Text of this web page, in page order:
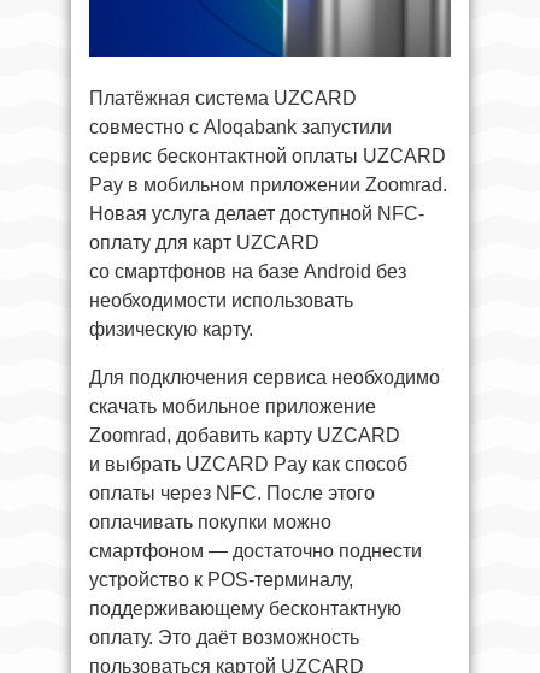
Платёжная система UZCARD
совместно с Aloqabank запустили
сервис бесконтактной оплаты UZCARD
Pay в мобильном приложении Zoomrad.
Новая услуга делает доступной NFC-
оплату для карт UZCARD
со смартфонов на базе Android без
необходимости использовать
физическую карту.
Для подключения сервиса необходимо
скачать мобильное приложение
Zoomrad, добавить карту UZCARD
и выбрать UZCARD Pay как способ
оплаты через NFC. После этого
оплачивать покупки можно
смартфоном — достаточно поднести
устройство к POS-терминалу,
поддерживающему бесконтактную
оплату. Это даёт возможность
пользоваться картой UZCARD